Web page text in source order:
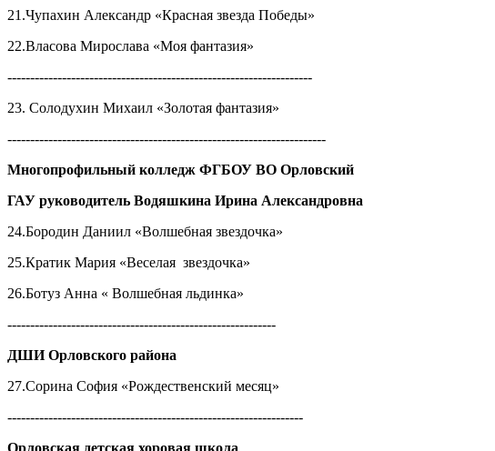
21.Чупахин Александр «Красная звезда Победы»
22.Власова Мирослава «Моя фантазия»
-------------------------------------------------------------------
23. Солодухин Михаил «Золотая фантазия»
----------------------------------------------------------------------
Многопрофильный колледж ФГБОУ ВО Орловский
ГАУ руководитель Водяшкина Ирина Александровна
24.Бородин Даниил «Волшебная звездочка»
25.Кратик Мария «Веселая звездочка»
26.Ботуз Анна « Волшебная льдинка»
-----------------------------------------------------------
ДШИ Орловского района
27.Сорина София «Рождественский месяц»
-----------------------------------------------------------------
Орловская детская хоровая школа